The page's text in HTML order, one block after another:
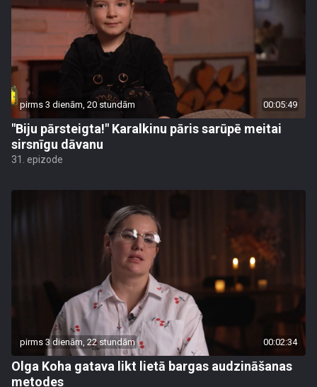
pirms 3 dienām, 20 stundām 00:05:49
"Biju pārsteigta!" Karalkinu pāris sarūpē meitai
sirsnīgu dāvanu
31. epizode
pirms 3 dienām, 22 stundām 00:02:34
Olga Koha gatava likt lietā bargas audzināšanas
metodes